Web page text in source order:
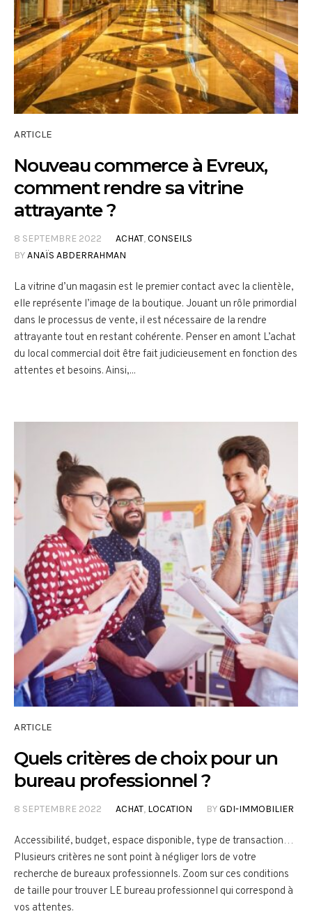
ARTICLE
Nouveau commerce à Evreux,
comment rendre sa vitrine
attrayante ?
8 SEPTEMBRE 2022 ACHAT,CONSEILS
BYANAÏS ABDERRAHMAN
La vitrine d’un magasin est le premier contact avec la clientèle,
elle représente l’image de la boutique. Jouant un rôle primordial
dans le processus de vente, il est nécessaire de la rendre
attrayante tout en restant cohérente. Penser en amont L’achat
du local commercial doit être fait judicieusement en fonction des
attentes et besoins. Ainsi,...
ARTICLE
Quels critères de choix pour un
bureau professionnel ?
8 SEPTEMBRE 2022 ACHAT, LOCATION BYGDI-IMMOBILIER
Accessibilité, budget, espace disponible, type de transaction…
Plusieurs critères ne sont point à négliger lors de votre
recherche de bureaux professionnels. Zoom sur ces conditions
de taille pour trouver LE bureau professionnel qui correspond à
vos attentes.